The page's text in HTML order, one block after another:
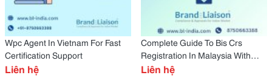
Wpc Agent In Vietnam For Fast
Certification Support
Liên hệ
Complete Guide To Bis Crs
Registration In Malaysia With
Expert Support
Liên hệ